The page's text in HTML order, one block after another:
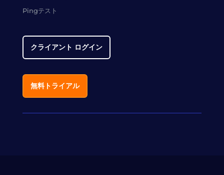
Pingテスト
クライアント ログイン
無料トライアル